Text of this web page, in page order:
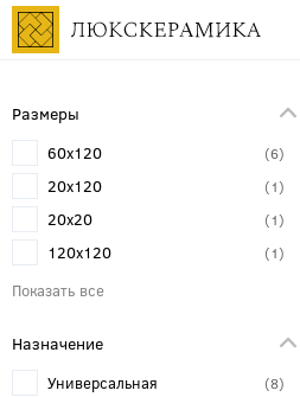
Размеры
60x120 6
20x120 1
20x20 1
120x120 1
Назначение
Универсальная 8